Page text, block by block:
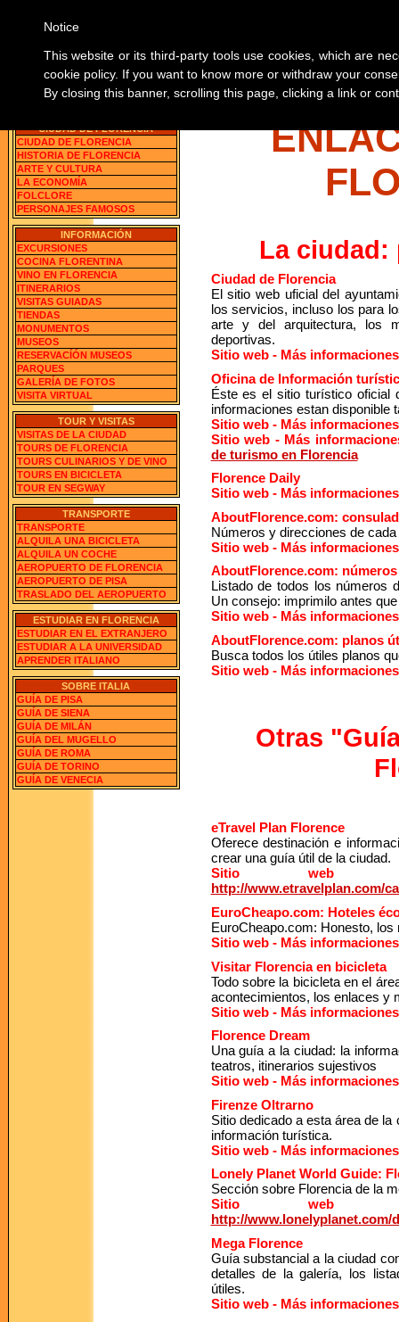
Florencia, Italia BUSCA LAS
CIUDAD DE FLORENCIA
CIUDAD DE FLORENCIA
HISTORIA DE FLORENCIA
ARTE Y CULTURA
LA ECONOMÍA
FOLCLORE
PERSONAJES FAMOSOS
INFORMACIÓN
EXCURSIONES
COCINA FLORENTINA
VINO EN FLORENCIA
ITINERARIOS
VISITAS GUIADAS
TIENDAS
MONUMENTOS
MUSEOS
RESERVACÍÓN MUSEOS
PARQUES
GALERÍA DE FOTOS
VISITA VIRTUAL
TOUR Y VISITAS
VISITAS DE LA CIUDAD
TOURS DE FLORENCIA
TOURS CULINARIOS Y DE VINO
TOURS EN BICICLETA
TOUR EN SEGWAY
TRANSPORTE
TRANSPORTE
ALQUILA UNA BICICLETA
ALQUILA UN COCHE
AEROPUERTO DE FLORENCIA
AEROPUERTO DE PISA
TRASLADO DEL AEROPUERTO
ESTUDIAR EN FLORENCIA
ESTUDIAR EN EL EXTRANJERO
ESTUDIAR A LA UNIVERSIDAD
APRENDER ITALIANO
SOBRE ITALIA
GUÍA DE PISA
GUÍA DE SIENA
GUÍA DE MILÁN
GUÍA DEL MUGELLO
GUÍA DE ROMA
GUÍA DE TORINO
GUÍA DE VENECIA
La ciudad:
Ciudad de Florencia
El sitio web uficial del
los servicios, incluso los para
arte y del arquitectura, los
deportivas.
Sitio web - Más
Oficina de Información
Éste es el sitio turístico oficial
informaciones estan disponible
Sitio web - Más
Sitio web - Más
de turismo en Florencia
Florence Daily
Sitio web - Más
AboutFlorence.com:
Números y direcciones de
Sitio web - Más
AboutFlorence.com:
Listado de todos los números
Un consejo: imprimilo antes
Sitio web - Más
AboutFlorence.com: planos
Busca todos los útiles planos
Sitio web - Más
Otras
eTravel Plan Florence
Oferece destinación e
crear una guía útil de la ciudad.
Sitio web -
http://www.etravelplan.com/
EuroCheapo.com: Hoteles
EuroCheapo.com: Honesto,
Sitio web - Más
Visitar Florencia en bicicleta
Todo sobre la bicicleta en el
acontecimientos, los enlaces y
Sitio web - Más
Florence Dream
Una guía a la ciudad: la
teatros, itinerarios sujestivos
Sitio web - Más
Firenze Oltrarno
Sitio dedicado a esta área de
información turística.
Sitio web - Más
Lonely Planet World Guide:
Sección sobre Florencia de la
Sitio web -
http://www.lonelyplanet.com/
Mega Florence
Guía substancial a la ciudad
detalles de la galería, los
útiles.
Sitio web - Más
Notice
This website or its third-party tools use cookies, which are
cookie policy. If you want to know more or withdraw your
By closing this banner, scrolling this page, clicking a link or